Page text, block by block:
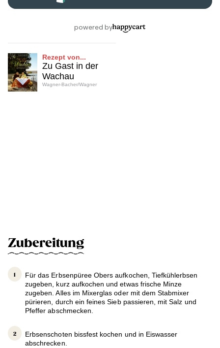
Rezept von...
Zu Gast in der
Wachau
Wagner-Bacher/Wagner
Zubereitung
Für das Erbsenpüree Obers aufkochen, Tiefkühlerbsen
zugeben, kurz aufkochen und etwas frische Minze
zugeben. Alles im Mixerglas oder mit dem Stabmixer
pürieren, durch ein feines Sieb passieren, mit Salz und
Pfeffer abschmecken.
Erbsenschoten bissfest kochen und in Eiswasser
abschrecken.